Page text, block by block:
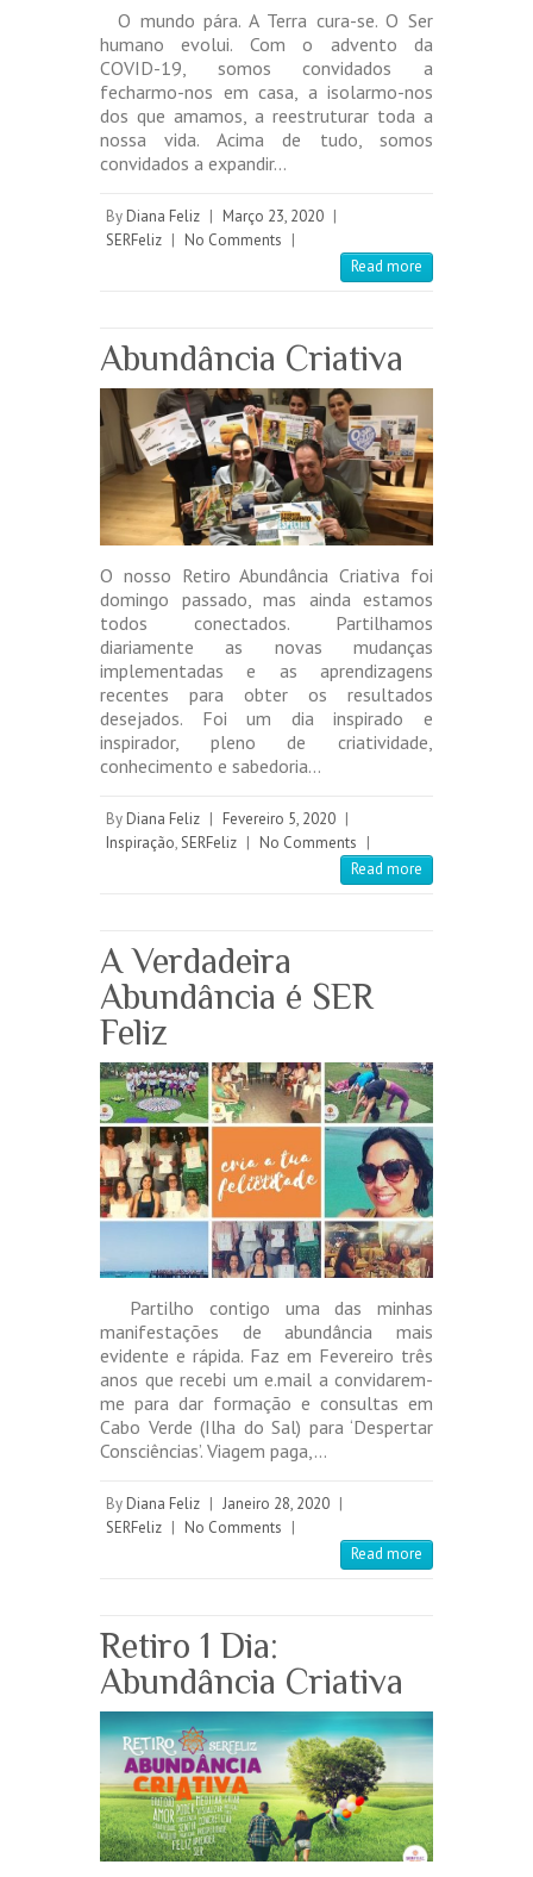
O mundo pára. A Terra cura-se. O Ser
humano evolui. Com o advento da
COVID-19, somos convidados a
fecharmo-nos em casa, a isolarmo-nos
dos que amamos, a reestruturar toda a
nossa vida. Acima de tudo, somos
convidados a expandir…
By Diana Feliz | Março 23, 2020 |
SERFeliz | No Comments |
Read more
Abundância Criativa
O nosso Retiro Abundância Criativa foi
domingo passado, mas ainda estamos
todos conectados. Partilhamos
diariamente as novas mudanças
implementadas e as aprendizagens
recentes para obter os resultados
desejados. Foi um dia inspirado e
inspirador, pleno de criatividade,
conhecimento e sabedoria…
By Diana Feliz | Fevereiro 5, 2020 |
Inspiração,SERFeliz | No Comments |
Read more
A Verdadeira
Abundância é SER
Feliz
Partilho contigo uma das minhas
manifestações de abundância mais
evidente e rápida. Faz em Fevereiro três
anos que recebi um e.mail a convidarem-
me para dar formação e consultas em
Cabo Verde (Ilha do Sal) para ‘Despertar
Consciências’. Viagem paga,…
By Diana Feliz | Janeiro 28, 2020 |
SERFeliz | No Comments |
Read more
Retiro 1 Dia:
Abundância Criativa